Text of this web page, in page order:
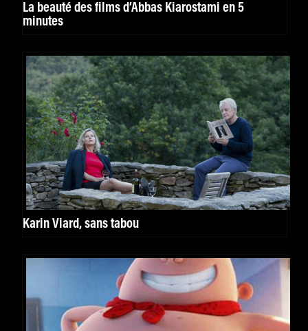
La beauté des films d’Abbas Kiarostami en 5
minutes
Karin Viard, sans tabou